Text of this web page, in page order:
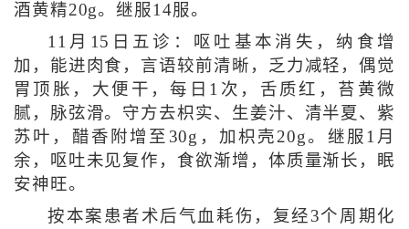
酒黄精20g。继服14服。
11月15日五诊：呕吐基本消失，纳食增
加，能进肉食，言语较前清晰，乏力减轻，偶觉
胃顶胀，大便干，每日1次，舌质红，苔黄微
腻，脉弦滑。守方去枳实、生姜汁、清半夏、紫
苏叶，醋香附增至30g，加枳壳20g。继服1月
余，呕吐未见复作，食欲渐增，体质量渐长，眠
安神旺。
按本案患者术后气血耗伤，复经3个周期化